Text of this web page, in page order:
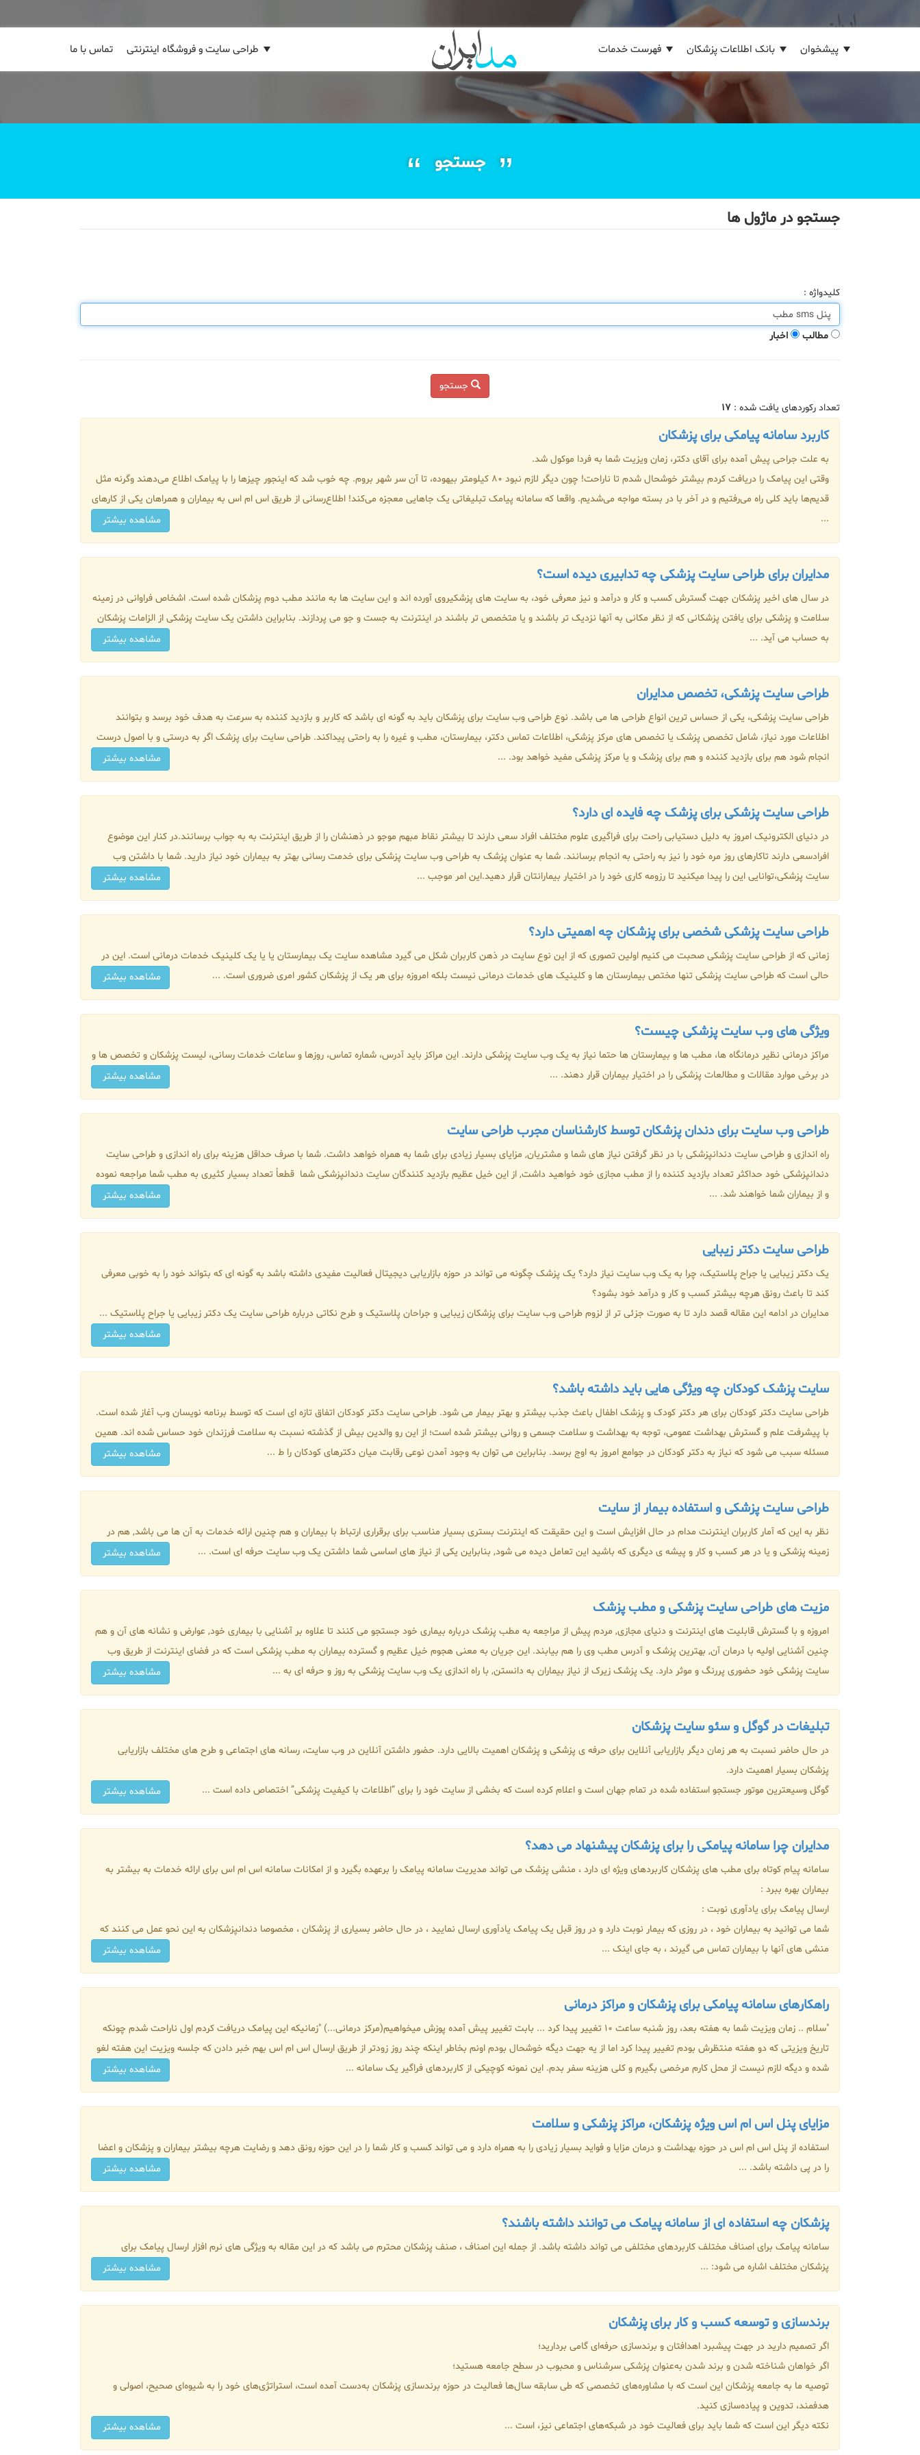
فهرست خدمات بانک اطلاعات پزشکان پیشخوان تماس با ما طراحی سایت و فروشگاه اینترنتی
جستجو
جستجو در ماژول ها
کلیدواژه :
تعداد رکوردهای یافت شده :
۱۷
کاربرد سامانه پیامکی برای پزشکان
به علت جراحی پیش آمده برای آقای دکتر، زمان ویزیت شما به فردا موکول شد.
وقتی این پیامک را دریافت کردم بیشتر خوشحال شدم تا ناراحت! چون دیگر لازم نبود 80 کیلومتر بیهوده، تا آن سر شهر بروم. چه خوب شد که اینجور چیزها را با پیامک اطلاع می‌دهند وگرنه مثل
قدیم‌ها باید کلی راه می‌رفتیم و در آخر با در بسته مواجه می‌شدیم. واقعا که سامانه پیامک تبلیغاتی یک جاهایی معجزه می‌کند! اطلاع‌رسانی از طریق اس ام اس به بیماران و همراهان یکی از کارهای
...
مشاهده بیشتر
مدایران برای طراحی سایت پزشکی چه تدابیری دیده است؟
در سال های اخیر پزشکان جهت گسترش کسب و کار و درآمد و نیز معرفی خود، به سایت های پزشکیروی آورده اند و این سایت ها به مانند مطب دوم پزشکان شده است. اشخاص فراوانی در زمینه
سلامت و پزشکی برای یافتن پزشکانی که از نظر مکانی به آنها نزدیک تر باشند و یا متخصص تر باشند در اینترنت به جست و جو می پردازند. بنابراین داشتن یک سایت پزشکی از الزامات پزشکان
به حساب می آید. ...
مشاهده بیشتر
طراحی سایت پزشکی، تخصص مدایران
طراحی سایت پزشکی، یکی از حساس ترین انواع طراحی ها می باشد. نوع طراحی وب سایت برای پزشکان باید به گونه ای باشد که کاربر و بازدید کننده به سرعت به هدف خود برسد و بتوانند
اطلاعات مورد نیاز، شامل تخصص پزشک یا تخصص های مرکز پزشکی، اطلاعات تماس دکتر، بیمارستان، مطب و غیره را به راحتی پیداکند. طراحی سایت برای پزشک اگر به درستی و با اصول درست
انجام شود هم برای بازدید کننده و هم برای پزشک و یا مرکز پزشکی مفید خواهد بود. ...
مشاهده بیشتر
طراحی سایت پزشکی برای پزشک چه فایده ای دارد؟
در دنیای الکترونیک امروز به دلیل دستیابی راحت برای فراگیری علوم مختلف افراد سعی دارند تا بیشتر نقاط مبهم موجو در ذهنشان را از طریق اینترنت به به جواب برسانند.در کنار این موضوع
افرادسعی دارند تاکارهای روز مره خود را نیز به راحتی به انجام برسانند. شما به عنوان پزشک به طراحی وب سایت پزشکی برای خدمت رسانی بهتر به بیماران خود نیاز دارید. شما با داشتن وب
سایت پزشکی،توانایی این را پیدا میکنید تا رزومه کاری خود را در اختیار بیمارانتان قرار دهید.این امر موجب ...
مشاهده بیشتر
طراحی سایت پزشکی شخصی برای پزشکان چه اهمیتی دارد؟
زمانی که از طراحی سایت پزشکی صحبت می کنیم اولین تصوری که از این نوع سایت در ذهن کاربران شکل می گیرد مشاهده سایت یک بیمارستان یا یا یک کلینیک خدمات درمانی است. این در
حالی است که طراحی سایت پزشکی تنها مختص بیمارستان ها و کلینیک های خدمات درمانی نیست بلکه امروزه برای هر یک از پزشکان کشور امری ضروری است. ...
مشاهده بیشتر
ویژگی های وب سایت پزشکی چیست؟
مراکز درمانی نظیر درمانگاه ها، مطب ها و بیمارستان ها حتما نیاز به یک وب سایت پزشکی دارند. این مراکز باید آدرس، شماره تماس، روزها و ساعات خدمات رسانی، لیست پزشکان و تخصص ها و
در برخی موارد مقالات و مطالعات پزشکی را در اختیار بیماران قرار دهند. ...
مشاهده بیشتر
طراحی وب سایت برای دندان پزشکان توسط کارشناسان مجرب طراحی سایت
راه اندازی و طراحی سایت دندانپزشکی با در نظر گرفتن نیاز های شما و مشتریان, مزایای بسیار زیادی برای شما به همراه خواهد داشت. شما با صرف حداقل هزینه برای راه اندازی و طراحی سایت
دندانپزشکی خود حداکثر تعداد بازدید کننده را از مطب مجازی خود خواهید داشت, از این خیل عظیم بازدید کنندگان سایت دندانپزشکی شما قطعاً تعداد بسیار کثیری به مطب شما مراجعه نموده
و از بیماران شما خواهند شد. ...
مشاهده بیشتر
طراحی سایت دکتر زیبایی
یک دکتر زیبایی یا جراح پلاستیک، چرا به یک وب سایت نیاز دارد؟ یک پزشک چگونه می تواند در حوزه بازاریابی دیجیتال فعالیت مفیدی داشته باشد به گونه ای که بتواند خود را به خوبی معرفی
کند تا باعث رونق هرچه بیشتر کسب و کار و درآمد خود بشود؟
مدایران در ادامه این مقاله قصد دارد تا به صورت جزئی تر از لزوم طراحی وب سایت برای پزشکان زیبایی و جراحان پلاستیک و طرح نکاتی درباره طراحی سایت یک دکتر زیبایی یا جراح پلاستیک ...
مشاهده بیشتر
سایت پزشک کودکان چه ویژگی هایی باید داشته باشد؟
طراحی سایت دکتر کودکان برای هر دکتر کودک و پزشک اطفال باعث جذب بیشتر و بهتر بیمار می شود. طراحی سایت دکتر کودکان اتفاق تازه ای است که توسط برنامه نویسان وب آغاز شده است.
با پیشرفت علم و گسترش بهداشت عمومی، توجه به بهداشت و سلامت جسمی و روانی بیشتر شده است؛ از این رو والدین بیش از گذشته نسبت به سلامت فرزندان خود حساس شده اند. همین
مسئله سبب می شود که نیاز به دکتر کودکان در جوامع امروز به اوج برسد. بنابراین می توان به وجود آمدن نوعی رقابت میان دکترهای کودکان را ط ...
مشاهده بیشتر
طراحی سایت پزشکی و استفاده بیمار از سایت
نظر به این که آمار کاربران اینترنت مدام در حال افزایش است و این حقیقت که اینترنت بستری بسیار مناسب برای برقراری ارتباط با بیماران و هم چنین ارائه خدمات به آن ها می باشد, هم در
زمینه پزشکی و یا در هر کسب و کار و پیشه ی دیگری که باشید این تعامل دیده می شود, بنابراین یکی از نیاز های اساسی شما داشتن یک وب سایت حرفه ای است. ...
مشاهده بیشتر
مزیت های طراحی سایت پزشکی و مطب پزشک
امروزه و با گسترش قابلیت های اینترنت و دنیای مجازی, مردم پیش از مراجعه به مطب پزشک درباره بیماری خود جستجو می کنند تا علاوه بر آشنایی با بیماری خود, عوارض و نشانه های آن و هم
چنین آشنایی اولیه با درمان آن, بهترین پزشک و آدرس مطب وی را هم بیابند. این جریان به معنی هجوم خیل عظیم و گسترده بیماران به مطب پزشکی است که در فضای اینترنت از طریق وب
سایت پزشکی خود حضوری پررنگ و موثر دارد. یک پزشک زیرک از نیاز بیماران به دانستن, با راه اندازی یک وب سایت پزشکی به روز و حرفه ای به ...
مشاهده بیشتر
تبلیغات در گوگل و سئو سایت پزشکان
در حال حاضر نسبت به هر زمان دیگر بازاریابی آنلاین برای حرفه ی پزشکی و پزشکان اهمیت بالایی دارد. حضور داشتن آنلاین در وب سایت، رسانه های اجتماعی و طرح های مختلف بازاریابی
پزشکان بسیار اهمیت دارد.
گوگل وسیعترین موتور جستجو استفاده شده در تمام جهان است و اعلام کرده است که بخشی از سایت خود را برای “اطلاعات با کیفیت پزشکی” اختصاص داده است ...
مشاهده بیشتر
مدایران چرا سامانه پیامکی را برای پزشکان پیشنهاد می دهد؟
سامانه پیام کوتاه برای مطب های پزشکان کاربردهای ویژه ای دارد ، منشی پزشک می تواند مدیریت سامانه پیامک را برعهده بگیرد و از امکانات سامانه اس ام اس برای ارائه خدمات به بیشتر به
بیماران بهره ببرد :
ارسال پیامک برای یادآوری نوبت :
شما می توانید به بیماران خود ، در روزی که بیمار نوبت دارد و در روز قبل یک پیامک یادآوری ارسال نمایید ، در حال حاضر بسیاری از پزشکان ، مخصوصا دندانپزشکان به این نحو عمل می کنند که
منشی های آنها با بیماران تماس می گیرند ، به جای اینک ...
مشاهده بیشتر
راهکارهای سامانه پیامکی برای پزشکان و مراکز درمانی
"سلام .. زمان ویزیت شما به هفته بعد، روز شنبه ساعت 10 تغییر پیدا کرد ... بابت تغییر پیش آمده پوزش میخواهیم(مرکز درمانی...) "زمانیکه این پیامک دریافت کردم اول ناراحت شدم چونکه
تاریخ ویزیتی که دو هفته منتظرش بودم تغییر پیدا کرد اما از یه جهت دیگه خوشحال بودم اونم بخاطر اینکه چند روز زودتر از طریق ارسال اس ام اس بهم خبر دادن که جلسه ویزیت این هفته لغو
شده و دیگه لازم نیست از محل کارم مرخصی بگیرم و کلی هزینه سفر بدم. این نمونه کوچیکی از کاربردهای فراگیر یک سامانه ...
مشاهده بیشتر
مزایای پنل اس ام اس ویژه پزشکان، مراکز پزشکی و سلامت
استفاده از پنل اس ام اس در حوزه بهداشت و درمان مزایا و فواید بسیار زیادی را به همراه دارد و می تواند کسب و کار شما را در این حوزه رونق دهد و رضایت هرچه بیشتر بیماران و پزشکان و اعضا
را در پی داشته باشد. ...
مشاهده بیشتر
پزشکان چه استفاده ای از سامانه پیامک می توانند داشته باشند؟
سامانه پیامک برای اصناف مختلف کاربردهای مختلفی می تواند داشته باشد. از جمله این اصناف ، صنف پزشکان محترم می باشد که در این مقاله به ویژگی های نرم افزار ارسال پیامک برای
پزشکان مختلف اشاره می شود: ...
مشاهده بیشتر
برندسازی و توسعه کسب‌ و کار برای پزشکان
اگر تصمیم دارید در جهت پیشبرد اهدافتان و برندسازی حرفه‌ای گامی بردارید؛
اگر خواهان شناخته شدن و برند شدن به‌عنوان پزشکی سرشناس و محبوب در سطح جامعه هستید؛
توصیه ما به جامعه پزشکان این است که با مشاوره‌های تخصصی که طی سابقه سال‌ها فعالیت در حوزه برندسازی پزشکان به‌دست آمده است، استراتژی‌های خود را به شیوه‌ای صحیح، اصولی و
هدفمند، تدوین و پیاده‌سازی کنید.
نکته دیگر این است که شما باید برای فعالیت‌ خود در شبکه‌های اجتماعی نیز، است ...
مشاهده بیشتر